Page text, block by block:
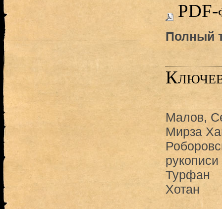
PDF-
Полный
Малов,
Мирза
рукописи
Турфан
Хотан